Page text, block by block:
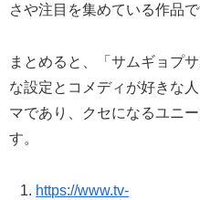
さや注目を集めている作品
まとめると、「サムギョプ
な設定とコメディが好きな
マであり、クセになるユニ
す。
https://www.tv-